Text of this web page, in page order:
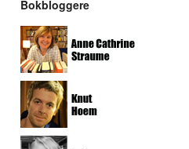
Bokbloggere